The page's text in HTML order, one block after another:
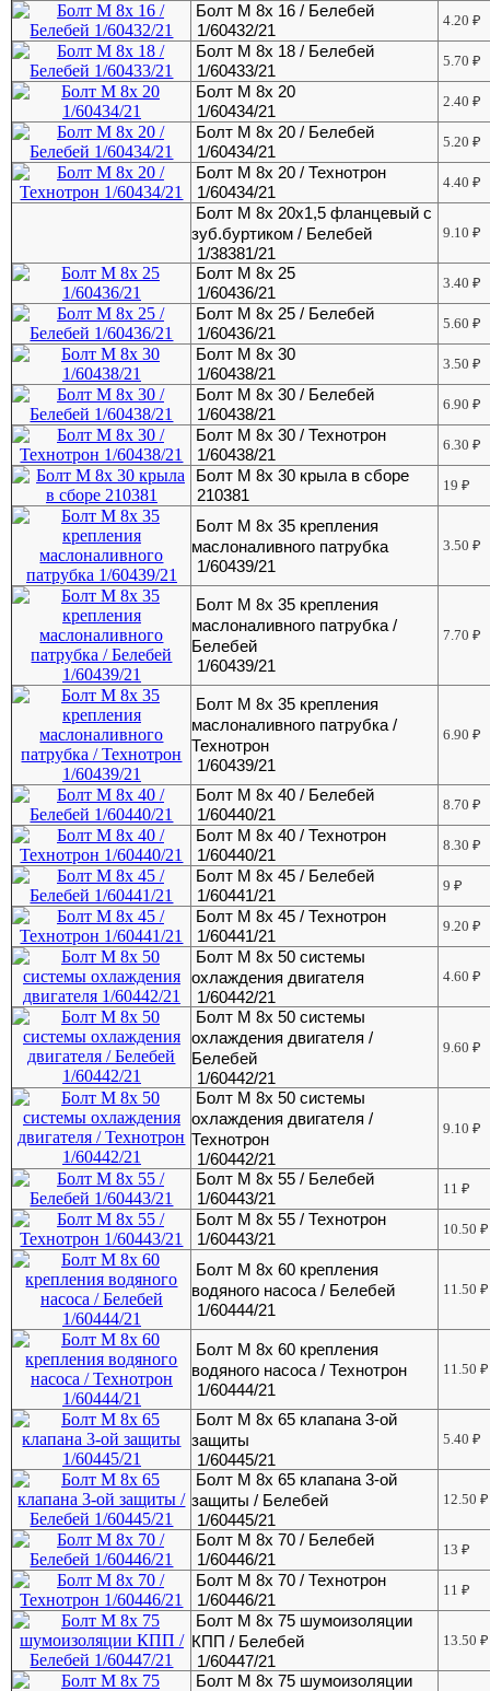
Болт М 8х 16 / Белебей
1/60432/21
4.20₽
Болт М 8х 18 / Белебей
1/60433/21
5.70₽
Болт М 8х 20
1/60434/21
2.40₽
Болт М 8х 20 / Белебей
1/60434/21
5.20₽
Болт М 8х 20 / Технотрон
1/60434/21
4.40₽
Болт М 8х 20х1,5 фланцевый с
зуб.буртиком / Белебей
1/38381/21
9.10₽
Болт М 8х 25
1/60436/21
3.40₽
Болт М 8х 25 / Белебей
1/60436/21
5.60₽
Болт М 8х 30
1/60438/21
3.50₽
Болт М 8х 30 / Белебей
1/60438/21
6.90₽
Болт М 8х 30 / Технотрон
1/60438/21
6.30₽
Болт М 8х 30 крыла в сборе
210381
19₽
Болт М 8х 35 крепления
маслоналивного патрубка
1/60439/21
3.50₽
Болт М 8х 35 крепления
маслоналивного патрубка /
Белебей
1/60439/21
7.70₽
Болт М 8х 35 крепления
маслоналивного патрубка /
Технотрон
1/60439/21
6.90₽
Болт М 8х 40 / Белебей
1/60440/21
8.70₽
Болт М 8х 40 / Технотрон
1/60440/21
8.30₽
Болт М 8х 45 / Белебей
1/60441/21
9₽
Болт М 8х 45 / Технотрон
1/60441/21
9.20₽
Болт М 8х 50 системы
охлаждения двигателя
1/60442/21
4.60₽
Болт М 8х 50 системы
охлаждения двигателя /
Белебей
1/60442/21
9.60₽
Болт М 8х 50 системы
охлаждения двигателя /
Технотрон
1/60442/21
9.10₽
Болт М 8х 55 / Белебей
1/60443/21
11₽
Болт М 8х 55 / Технотрон
1/60443/21
10.50₽
Болт М 8х 60 крепления
водяного насоса / Белебей
1/60444/21
11.50₽
Болт М 8х 60 крепления
водяного насоса / Технотрон
1/60444/21
11.50₽
Болт М 8х 65 клапана 3-ой
защиты
1/60445/21
5.40₽
Болт М 8х 65 клапана 3-ой
защиты / Белебей
1/60445/21
12.50₽
Болт М 8х 70 / Белебей
1/60446/21
13₽
Болт М 8х 70 / Технотрон
1/60446/21
11₽
Болт М 8х 75 шумоизоляции
КПП / Белебей
1/60447/21
13.50₽
Болт М 8х 75 шумоизоляции